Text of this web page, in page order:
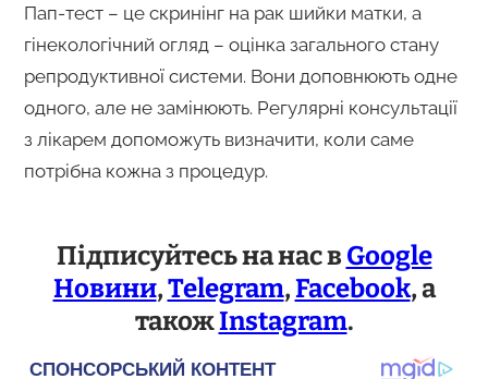
Пап-тест – це скринінг на рак шийки матки, а
гінекологічний огляд – оцінка загального стану
репродуктивної системи. Вони доповнюють одне
одного, але не замінюють. Регулярні консультації
з лікарем допоможуть визначити, коли саме
потрібна кожна з процедур.
Підписуйтесь на нас вGoogle
Новини,Telegram,Facebook, а
такожInstagram.